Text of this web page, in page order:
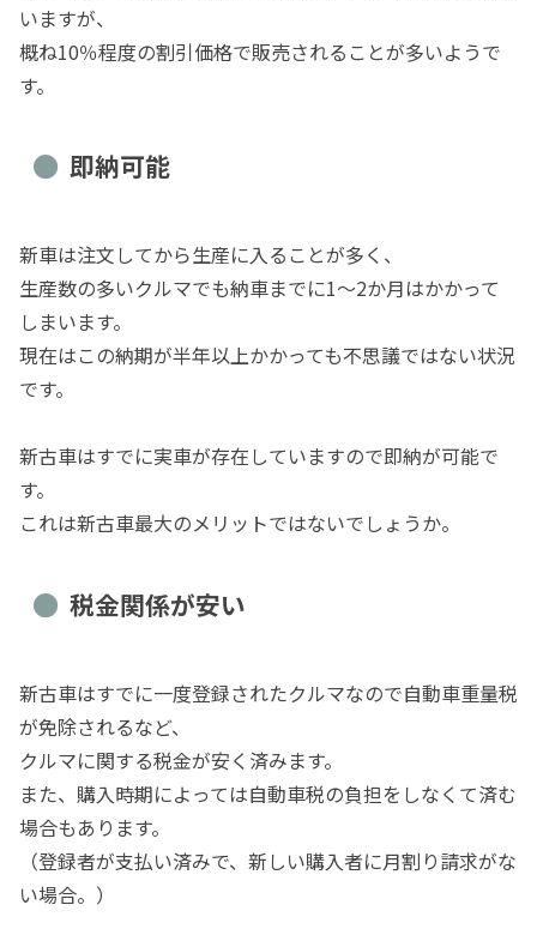
いますが、
概ね10％程度の割引価格で販売されることが多いようで
す。
即納可能
新車は注文してから生産に入ることが多く、
生産数の多いクルマでも納車までに1～2か月はかかって
しまいます。
現在はこの納期が半年以上かかっても不思議ではない状況
です。
新古車はすでに実車が存在していますので即納が可能で
す。
これは新古車最大のメリットではないでしょうか。
税金関係が安い
新古車はすでに一度登録されたクルマなので自動車重量税
が免除されるなど、
クルマに関する税金が安く済みます。
また、購入時期によっては自動車税の負担をしなくて済む
場合もあります。
（登録者が支払い済みで、新しい購入者に月割り請求がな
い場合。）